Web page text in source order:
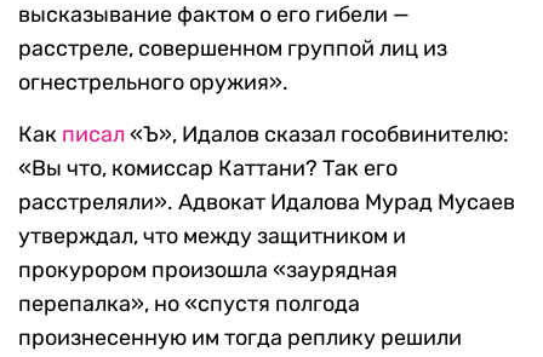
высказывание фактом о его гибели —
расстреле, совершенном группой лиц из
огнестрельного оружия».
Как писал «Ъ», Идалов сказал гособвинителю:
«Вы что, комиссар Каттани? Так его
расстреляли». Адвокат Идалова Мурад Мусаев
утверждал, что между защитником и
прокурором произошла «заурядная
перепалка», но «спустя полгода
произнесенную им тогда реплику решили